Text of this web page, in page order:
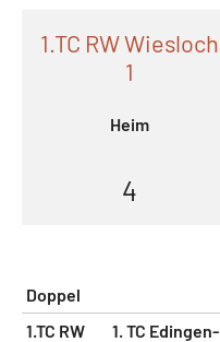
1.TC RW Wiesloch
1
Heim
4
Doppel
1.TC RW
1. TC Edingen-